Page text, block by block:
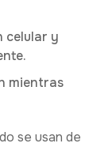
celular y
mientras
se usan de